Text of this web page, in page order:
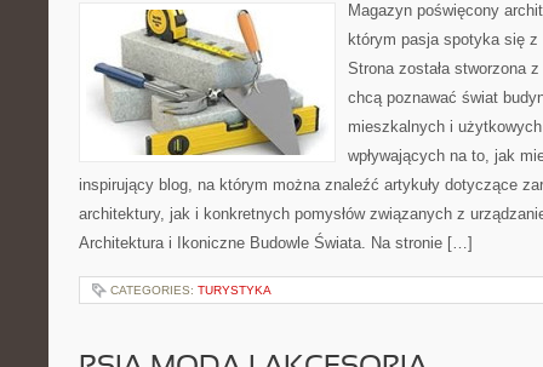
Magazyn poświęcony
którym pasja spotyka się
Strona została stworzona
chcą poznawać świat
mieszkalnych i
wpływających na to, jak
inspirujący blog, na którym można znaleźć artykuły dotyczące
architektury, jak i konkretnych pomysłów związanych z
Architektura i Ikoniczne Budowle Świata. Na stronie […]
CATEGORIES: TURYSTYKA